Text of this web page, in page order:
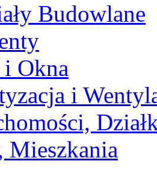
Budowlane
Okna
i
Mieszkania